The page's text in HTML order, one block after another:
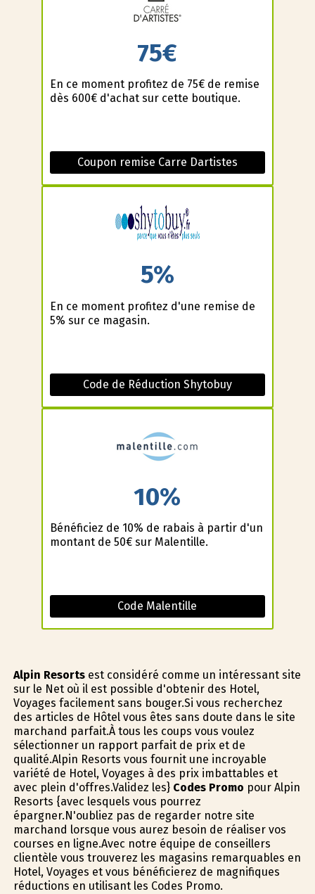
75€
En ce moment profitez de 75€ de remise
dès 600€ d'achat sur cette boutique.
Coupon remise Carre Dartistes
5%
En ce moment profitez d'une remise de
5% sur ce magasin.
Code de Réduction Shytobuy
10%
Bénéficiez de 10% de rabais à partir d'un
montant de 50€ sur Malentille.
Code Malentille
Alpin Resortsest considéré comme un intéressant site
sur le Net où il est possible d'obtenir des Hotel,
Voyages facilement sans bouger.Si vous recherchez
des articles de Hôtel vous êtes sans doute dans le site
marchand parfait.À tous les coups vous voulez
sélectionner un rapport parfait de prix et de
qualité.Alpin Resorts vous fournit une incroyable
variété de Hotel, Voyages à des prix imbattables et
avec plein d'offres.Validez les} Codes Promo pour Alpin
Resorts {avec lesquels vous pourrez
épargner.N'oubliez pas de regarder notre site
marchand lorsque vous aurez besoin de réaliser vos
courses en ligne.Avec notre équipe de conseillers
clientèle vous trouverez les magasins remarquables en
Hotel, Voyages et vous bénéficierez de magnifiques
réductions en utilisant les Codes Promo.